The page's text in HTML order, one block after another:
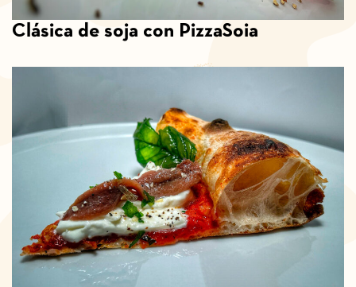
Clásica de soja con PizzaSoia